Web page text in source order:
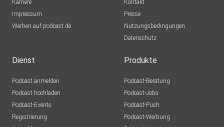
Karriere
Impressum
Werben auf podcast.de
Kontakt
Presse
Nutzungsbedingungen
Datenschutz
Dienst
Podcast anmelden
Podcast hochladen
Podcast-Events
Registrierung
Produkte
Podcast-Beratung
Podcast-Jobs
Podcast-Push
Podcast-Werbung